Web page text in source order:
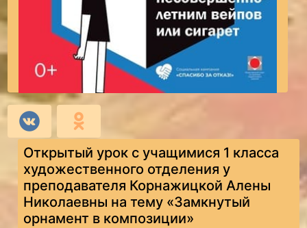
Открытый урок с учащимися 1 класса
художественного отделения у
преподавателя Корнажицкой Алены
Николаевны на тему «Замкнутый
орнамент в композиции»